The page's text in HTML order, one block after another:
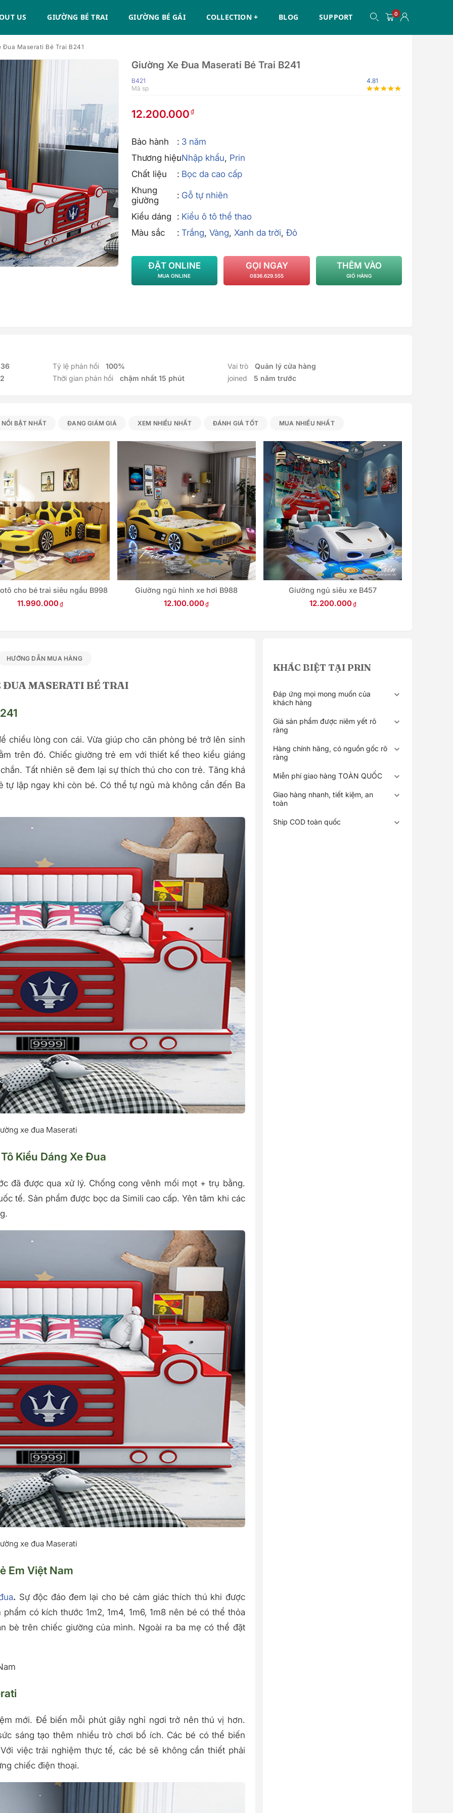
US GIƯỜNG BÉ TRAI GIƯỜNG BÉ GÁI COLLECTION + BLOG SUPPORT 0
Đua Maserati Bé Trai B241
Giường Xe Đua Maserati Bé Trai B241
B421
Mã sp
4.81
12.200.000
Bảo hành
3 năm
Thương hiệuNhập khẩu, Prin
Chất liệu
Bọc da cao cấp
Khung
giường
Gỗ tự nhiên
Kiểu dáng
Kiểu ô tô thể thao
Màu sắc
Trắng, Vàng, Xanh da trời, Đỏ
ĐẶT ONLINE
MUA ONLINE
GỌI NGAY
0836.629.555
THÊM VÀO
GIỎ HÀNG
Tỷ lệ phản hồi
100%
Thời gian phản hồi
chậm nhất 15 phút
Vai trò
Quản lý cửa hàng
joined
5 năm trước
NỔI BẬT NHẤT ĐANG GIẢM GIÁ XEM NHIỀU NHẤT ĐÁNH GIÁ TỐT MUA NHIỀU NHẤT
cho bé trai siêu ngầu B998
11.990.000
Giường ngủ hình xe hơi B988
12.100.000
Giường ngủ siêu xe B457
12.200.000
HƯỚNG DẪN MUA HÀNG
chiều lòng con cái. Vừa giúp cho căn phòng bé trở lên sinh
trên đó. Chiếc giường trẻ em với thiết kế theo kiểu giáng
Tất nhiên sẽ đem lại sự thích thú cho con trẻ. Tăng khá
lập ngay khi còn bé. Có thể tự ngủ mà không cần đến Ba
xe đua Maserati
Kiểu Dáng Xe Đua
đã được qua xử lý. Chống cong vênh mối mọt + trụ bằng.
tế. Sản phẩm được bọc da Simili cao cấp. Yên tâm khi các
xe đua Maserati
Em Việt Nam
. Sự độc đáo đem lại cho bé cảm giác thích thú khi được
có kích thước 1m2, 1m4, 1m6, 1m8 nên bé có thể thỏa
bè trên chiếc giường của mình. Ngoài ra ba mẹ có thể đặt
mới. Để biến mỗi phút giây nghỉ ngơi trở nên thú vị hơn.
sáng tạo thêm nhiều trò chơi bổ ích. Các bé có thể biến
việc trải nghiệm thực tế, các bé sẽ không cần thiết phải
chiếc điện thoại.
KHÁC BIỆT TẠI PRIN
Đáp ứng mọi mong muốn của
khách hàng
Giá sản phẩm được niêm yết rõ
ràng
Hàng chính hãng, có nguồn gốc rõ
ràng
Miễn phí giao hàng TOÀN QUỐC
Giao hàng nhanh, tiết kiệm, an
toàn
Ship COD toàn quốc